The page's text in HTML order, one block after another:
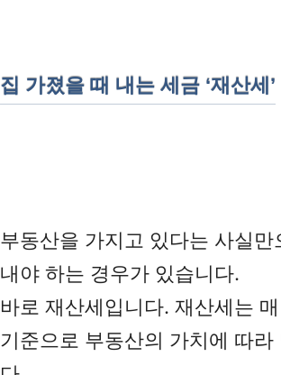
집 가졌을 때 내는 세금 ‘재산세’
부동산을 가지고 있다는 사실만
내야 하는 경우가 있습니다.
바로 재산세입니다. 재산세는
기준으로 부동산의 가치에 따라